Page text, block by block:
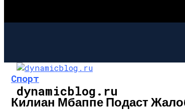
dynamicblog.ru
Спорт
Килиан Мбаппе Подаст